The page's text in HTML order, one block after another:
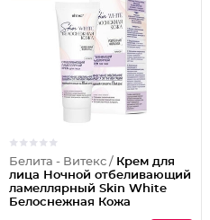
Белита - Витекс / Крем для
лица Ночной отбеливающий
ламеллярный Skin White
Белоснежная Кожа